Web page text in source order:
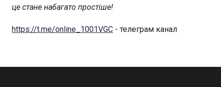
це стане набагато простіше!
https://t.me/online_1001VGC - телеграм канал